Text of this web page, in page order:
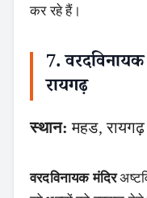
कर रहे हैं।
7.
रायगढ़
स्थान: महड, रायगढ़
वरदविनायक मंदिर